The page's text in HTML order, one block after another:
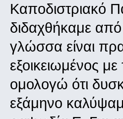
Καποδιστριακό
διδαχθήκαμε
γλώσσα είναι
εξοικειωμένος
ομολογώ ότι
εξάμηνο